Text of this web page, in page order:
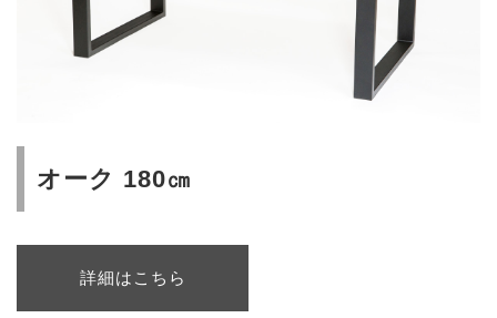
オーク 180㎝
詳細はこちら